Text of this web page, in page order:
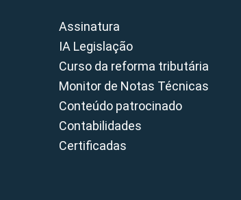
Assinatura
IA Legislação
Curso da reforma tributária
Monitor de Notas Técnicas
Conteúdo patrocinado
Contabilidades
Certificadas